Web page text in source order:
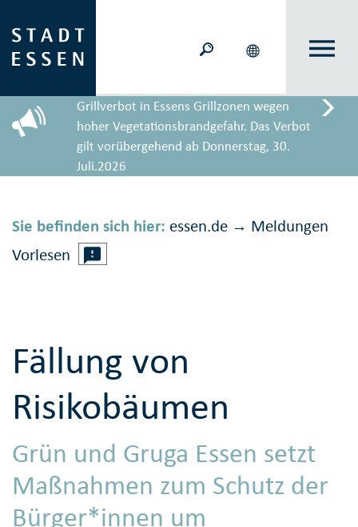
Grillverbot in Essens Grillzonen wegen
hoher Vegetationsbrandgefahr. Das Verbot
gilt vorübergehend ab Donnerstag, 30.
Juli.2026
Sie befinden sich hier: essen.de → Meldungen
Vorlesen
Fällung von
Risikobäumen
Grün und Gruga Essen setzt
Maßnahmen zum Schutz der
Bürger*innen um